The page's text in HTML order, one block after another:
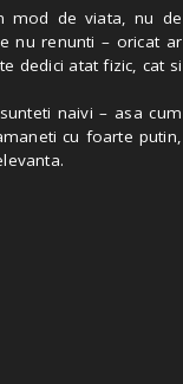
mod de viata, nu de
nu renunti – oricat ar
dedici atat fizic, cat si
naivi – asa cum
cu foarte putin,